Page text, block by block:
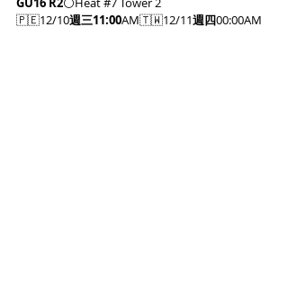
🇵🇪12/10週三11:00AM🇹🇼12/11週四00:00AM